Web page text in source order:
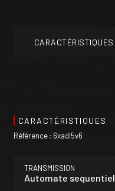
CARACTÉRISTIQUES
CARACTÉRISTIQUES
Référence : 6xadi5v6
TRANSMISSION
Automate sequentiel